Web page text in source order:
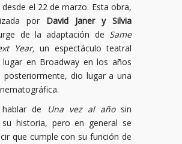
desde el 22 de marzo. Esta obra,
por David Janer y Silvia
de la adaptación de Same
Year,un espectáculo teatral
en Broadway en los años
posteriormente, dio lugar a una
de
Una vez al año sin
su historia, pero en general se
que cumple con su función de